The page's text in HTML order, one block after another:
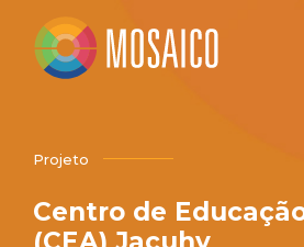
Projeto
Centro de